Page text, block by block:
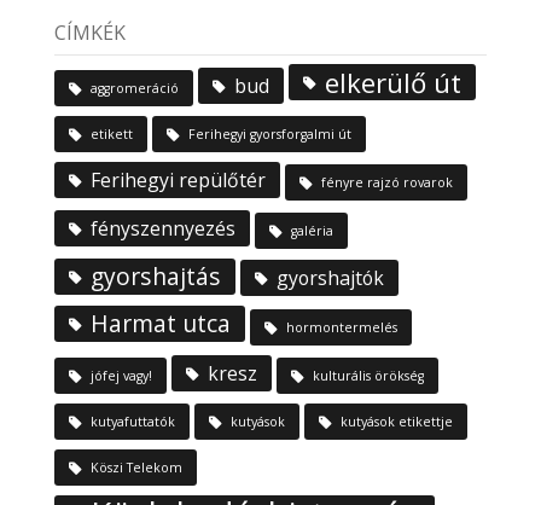
CÍMKÉK
aggromeráció bud elkerülő út
etikett Ferihegyi gyorsforgalmi út
Ferihegyi repülőtér fényre rajzó rovarok
fényszennyezés galéria
gyorshajtás gyorshajtók
Harmat utca hormontermelés
jófej vagy! kresz kulturális örökség
kutyafuttatók kutyások kutyások etikettje
Köszi Telekom